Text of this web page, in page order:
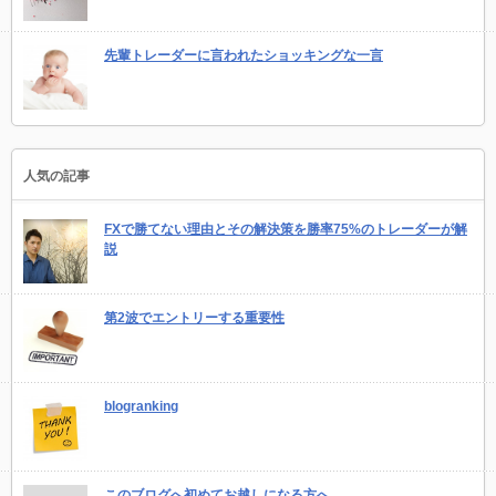
先輩トレーダーに言われたショッキングな一言
人気の記事
FXで勝てない理由とその解決策を勝率75%のトレーダーが解
説
第2波でエントリーする重要性
blogranking